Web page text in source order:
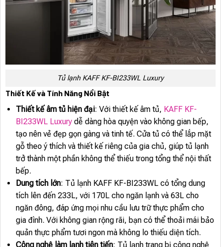
Tủ lạnh KAFF KF-BI233WL Luxury
Thiết Kế và Tính Năng Nổi Bật
Thiết kế âm tủ hiện đại: Với thiết kế âm tủ, KAFF KF-
BI233WL Luxurydễ dàng hòa quyện vào không gian bếp,
tạo nên vẻ đẹp gọn gàng và tinh tế. Cửa tủ có thể lắp mặt
gỗ theo ý thích và thiết kế riêng của gia chủ, giúp tủ lạnh
trở thành một phần không thể thiếu trong tổng thể nội thất
bếp.
Dung tích lớn: Tủ lạnh KAFF KF-BI233WL có tổng dung
tích lên đến 233L, với 170L cho ngăn lạnh và 63L cho
ngăn đông, đáp ứng mọi nhu cầu lưu trữ thực phẩm cho
gia đình. Với không gian rộng rãi, bạn có thể thoải mái bảo
quản thực phẩm tươi ngon mà không lo thiếu diện tích.
Công nghệ làm lạnh tiên tiến: Tủ lạnh trang bị công nghệ